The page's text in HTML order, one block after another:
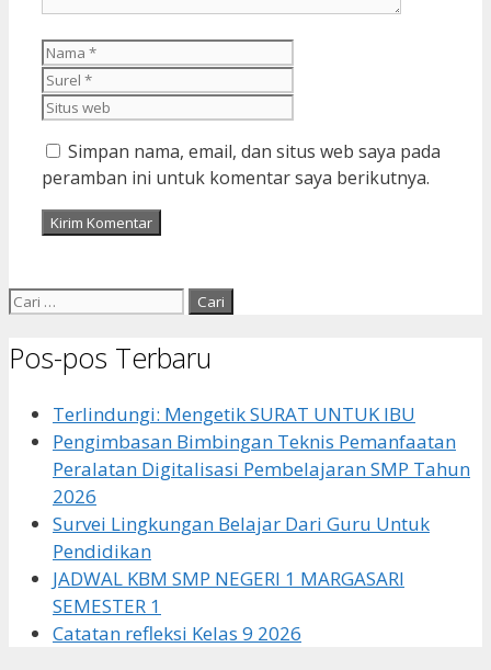
Nama
Simpan nama, email, dan situs web saya pada
peramban ini untuk komentar saya berikutnya.
Cari
Pos-pos Terbaru
Terlindungi: Mengetik SURAT UNTUK IBU
Pengimbasan Bimbingan Teknis Pemanfaatan
Peralatan Digitalisasi Pembelajaran SMP Tahun
2026
Survei Lingkungan Belajar Dari Guru Untuk
Pendidikan
JADWAL KBM SMP NEGERI 1 MARGASARI
SEMESTER 1
Catatan refleksi Kelas 9 2026